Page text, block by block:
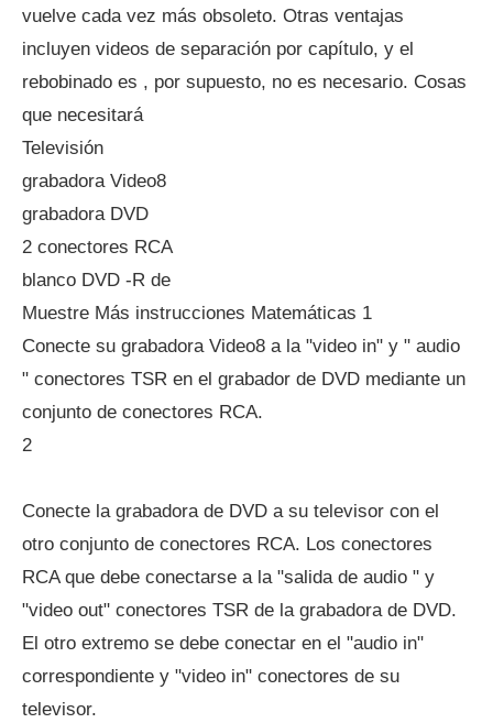
vuelve cada vez más obsoleto. Otras ventajas
incluyen videos de separación por capítulo, y el
rebobinado es , por supuesto, no es necesario. Cosas
que necesitará
Televisión
grabadora Video8
grabadora DVD
2 conectores RCA
blanco DVD -R de
Muestre Más instrucciones Matemáticas 1
Conecte su grabadora Video8 a la "video in" y " audio
" conectores TSR en el grabador de DVD mediante un
conjunto de conectores RCA.
2
Conecte la grabadora de DVD a su televisor con el
otro conjunto de conectores RCA. Los conectores
RCA que debe conectarse a la "salida de audio " y
"video out" conectores TSR de la grabadora de DVD.
El otro extremo se debe conectar en el "audio in"
correspondiente y "video in" conectores de su
televisor.